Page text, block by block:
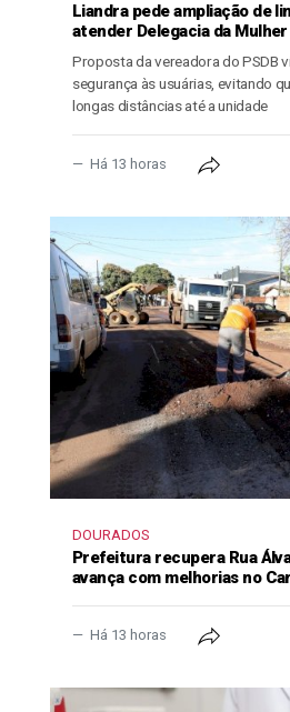
Liandra pede ampliação de
atender Delegacia da Mulher
Proposta da vereadora do PSDB
segurança às usuárias, evitando
longas distâncias até a unidade
Há 13 horas
DOURADOS
Prefeitura recupera Rua
avança com melhorias no
Há 13 horas